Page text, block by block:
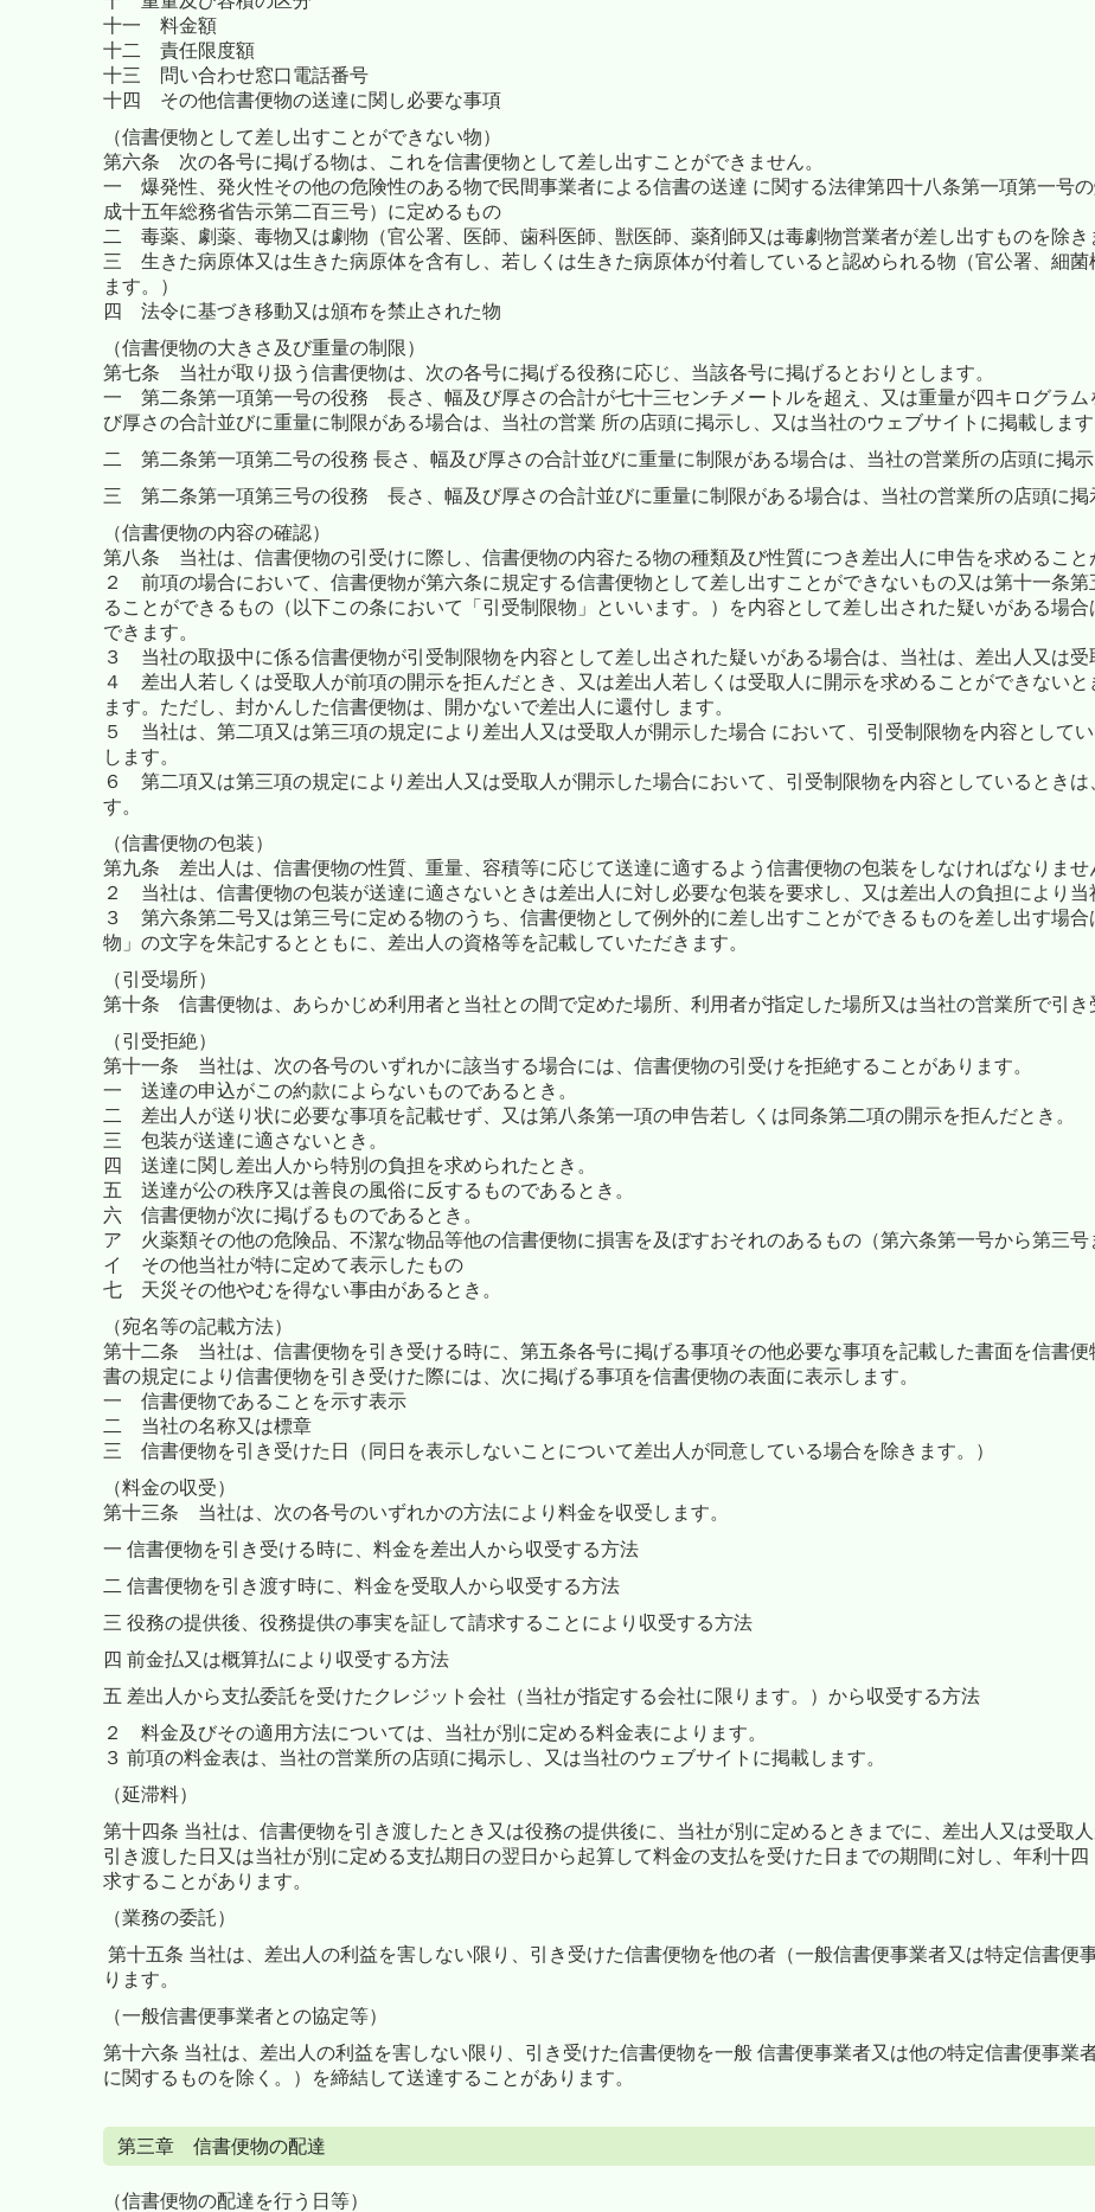
十一 料金額
十二 責任限度額
十三 問い合わせ窓口電話番号
十四 その他信書便物の送達に関し必要な事項
（信書便物として差し出すことができない物）
第六条 次の各号に掲げる物は、これを信書便物として差し出すことができません。
一 爆発性、発火性その他の危険性のある物で民間事業者による信書の送達 に関する法律第四十八条第一項第一号
成十五年総務省告示第二百三号）に定めるもの
二 毒薬、劇薬、毒物又は劇物（官公署、医師、歯科医師、獣医師、薬剤師又は毒劇物営業者が差し出すものを除き
三 生きた病原体又は生きた病原体を含有し、若しくは生きた病原体が付着していると認められる物（官公署、細
ます。）
四 法令に基づき移動又は頒布を禁止された物
（信書便物の大きさ及び重量の制限）
第七条 当社が取り扱う信書便物は、次の各号に掲げる役務に応じ、当該各号に掲げるとおりとします。
一 第二条第一項第一号の役務 長さ、幅及び厚さの合計が七十三センチメートルを超え、又は重量が四キログラム
び厚さの合計並びに重量に制限がある場合は、当社の営業 所の店頭に掲示し、又は当社のウェブサイトに掲載します
二 第二条第一項第二号の役務 長さ、幅及び厚さの合計並びに重量に制限がある場合は、当社の営業所の店頭に掲
三 第二条第一項第三号の役務 長さ、幅及び厚さの合計並びに重量に制限がある場合は、当社の営業所の店頭に掲
（信書便物の内容の確認）
第八条 当社は、信書便物の引受けに際し、信書便物の内容たる物の種類及び性質につき差出人に申告を求めること
２ 前項の場合において、信書便物が第六条に規定する信書便物として差し出すことができないもの又は第十一条
ることができるもの（以下この条において「引受制限物」といいます。）を内容として差し出された疑いがある場
できます。
３ 当社の取扱中に係る信書便物が引受制限物を内容として差し出された疑いがある場合は、当社は、差出人又は受
４ 差出人若しくは受取人が前項の開示を拒んだとき、又は差出人若しくは受取人に開示を求めることができない
ます。ただし、封かんした信書便物は、開かないで差出人に還付し ます。
５ 当社は、第二項又は第三項の規定により差出人又は受取人が開示した場合 において、引受制限物を内容として
します。
６ 第二項又は第三項の規定により差出人又は受取人が開示した場合において、引受制限物を内容としているとき
す。
（信書便物の包装）
第九条 差出人は、信書便物の性質、重量、容積等に応じて送達に適するよう信書便物の包装をしなければなりませ
２ 当社は、信書便物の包装が送達に適さないときは差出人に対し必要な包装を要求し、又は差出人の負担により当
３ 第六条第二号又は第三号に定める物のうち、信書便物として例外的に差し出すことができるものを差し出す場
物」の文字を朱記するとともに、差出人の資格等を記載していただきます。
（引受場所）
第十条 信書便物は、あらかじめ利用者と当社との間で定めた場所、利用者が指定した場所又は当社の営業所で引き
（引受拒絶）
第十一条 当社は、次の各号のいずれかに該当する場合には、信書便物の引受けを拒絶することがあります。
一 送達の申込がこの約款によらないものであるとき。
二 差出人が送り状に必要な事項を記載せず、又は第八条第一項の申告若し くは同条第二項の開示を拒んだとき。
三 包装が送達に適さないとき。
四 送達に関し差出人から特別の負担を求められたとき。
五 送達が公の秩序又は善良の風俗に反するものであるとき。
六 信書便物が次に掲げるものであるとき。
ア 火薬類その他の危険品、不潔な物品等他の信書便物に損害を及ぼすおそれのあるもの（第六条第一号から第三号
イ その他当社が特に定めて表示したもの
七 天災その他やむを得ない事由があるとき。
（宛名等の記載方法）
第十二条 当社は、信書便物を引き受ける時に、第五条各号に掲げる事項その他必要な事項を記載した書面を信書
書の規定により信書便物を引き受けた際には、次に掲げる事項を信書便物の表面に表示します。
一 信書便物であることを示す表示
二 当社の名称又は標章
三 信書便物を引き受けた日（同日を表示しないことについて差出人が同意している場合を除きます。）
（料金の収受）
第十三条 当社は、次の各号のいずれかの方法により料金を収受します。
一 信書便物を引き受ける時に、料金を差出人から収受する方法
二 信書便物を引き渡す時に、料金を受取人から収受する方法
三 役務の提供後、役務提供の事実を証して請求することにより収受する方法
四 前金払又は概算払により収受する方法
五 差出人から支払委託を受けたクレジット会社（当社が指定する会社に限ります。）から収受する方法
２ 料金及びその適用方法については、当社が別に定める料金表によります。
３ 前項の料金表は、当社の営業所の店頭に掲示し、又は当社のウェブサイトに掲載します。
（延滞料）
第十四条 当社は、信書便物を引き渡したとき又は役務の提供後に、当社が別に定めるときまでに、差出人又は受取
引き渡した日又は当社が別に定める支払期日の翌日から起算して料金の支払を受けた日までの期間に対し、年利十
求することがあります。
（業務の委託）
第十五条 当社は、差出人の利益を害しない限り、引き受けた信書便物を他の者（一般信書便事業者又は特定信書便
ります。
（一般信書便事業者との協定等）
第十六条 当社は、差出人の利益を害しない限り、引き受けた信書便物を一般 信書便事業者又は他の特定信書便事業
に関するものを除く。）を締結して送達することがあります。
第三章 信書便物の配達
（信書便物の配達を行う日等）